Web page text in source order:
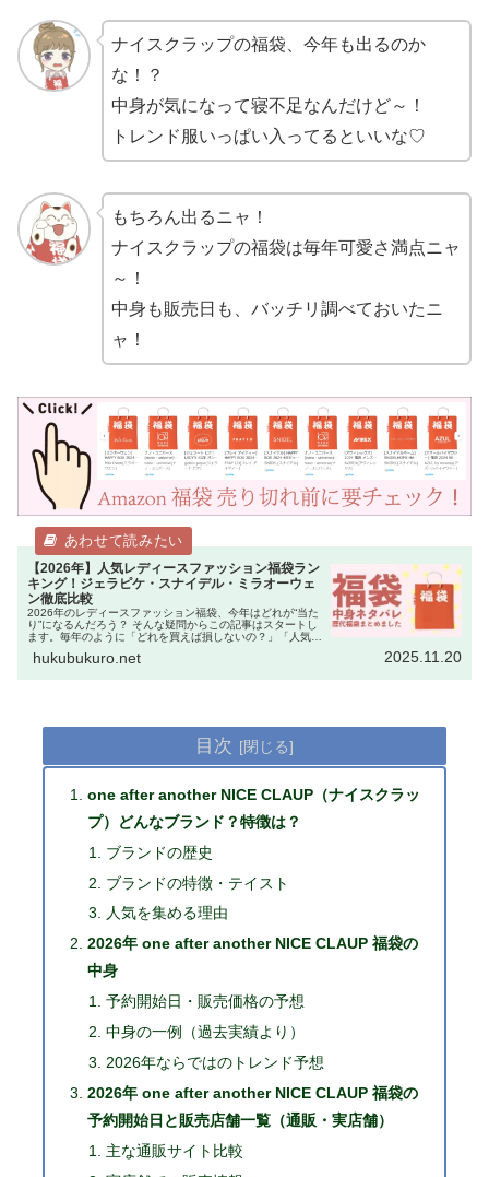
ナイスクラップの福袋、今年も出るのか
な！？
中身が気になって寝不足なんだけど～！
トレンド服いっぱい入ってるといいな♡
もちろん出るニャ！
ナイスクラップの福袋は毎年可愛さ満点ニャ
～！
中身も販売日も、バッチリ調べておいたニ
ャ！
【2026年】人気レディースファッション福袋ラン
キング！ジェラピケ・スナイデル・ミラオーウェ
ン徹底比較
2026年のレディースファッション福袋、今年はどれが“当た
り”になるんだろう？ そんな疑問からこの記事はスタートし
ます。毎年のように「どれを買えば損しないの？」「人気ブ
聞きます。 実際、…
hukubukuro.net 2025.11.20
目次
one after another NICE CLAUP（ナイスクラッ
プ）どんなブランド？特徴は？
ブランドの歴史
ブランドの特徴・テイスト
人気を集める理由
2026年 one after another NICE CLAUP 福袋の
中身
予約開始日・販売価格の予想
中身の一例（過去実績より）
2026年ならではのトレンド予想
2026年 one after another NICE CLAUP 福袋の
予約開始日と販売店舗一覧（通販・実店舗）
主な通販サイト比較